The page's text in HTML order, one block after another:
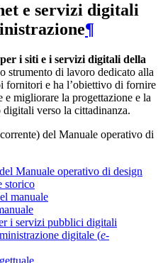
e servizi digitali
¶
i siti e i servizi digitali della
strumento di lavoro dedicato alla
fornitori e ha l’obiettivo di fornire
migliorare la progettazione e la
verso la cittadinanza.
del Manuale operativo di
Manuale operativo di design
storico
manuale
i servizi pubblici digitali
digitale (e-